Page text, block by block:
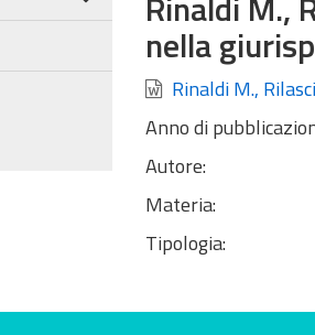
nella
Rinaldi M.,
Anno di
Autore:
Materia:
Tipologia: